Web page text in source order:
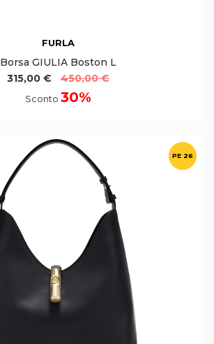
FURLA
Borsa GIULIA Boston L
315,00 €
450,00 €
Sconto 30%
PE 26